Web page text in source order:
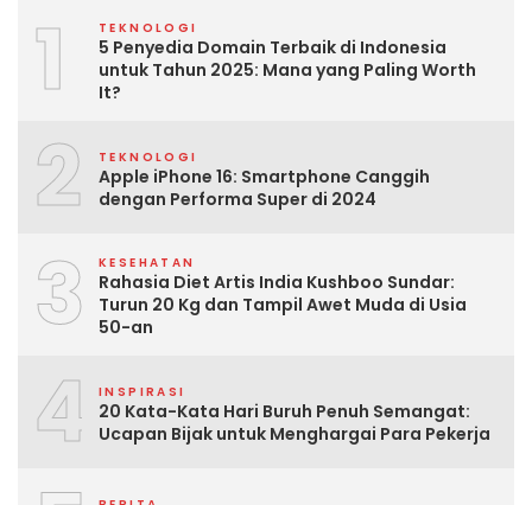
1 TEKNOLOGI
5 Penyedia Domain Terbaik di Indonesia
untuk Tahun 2025: Mana yang Paling Worth
It?
2 TEKNOLOGI
Apple iPhone 16: Smartphone Canggih
dengan Performa Super di 2024
3 KESEHATAN
Rahasia Diet Artis India Kushboo Sundar:
Turun 20 Kg dan Tampil Awet Muda di Usia
50-an
4 INSPIRASI
20 Kata-Kata Hari Buruh Penuh Semangat:
Ucapan Bijak untuk Menghargai Para Pekerja